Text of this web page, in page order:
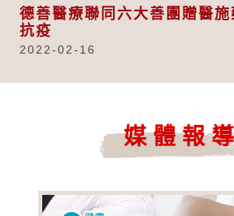
德善醫療聯同六大善團贈醫
抗疫
2022-02-16
媒體報